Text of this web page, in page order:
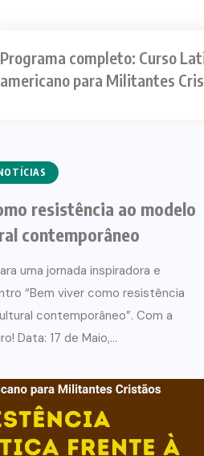
Programa completo: Curso
americano para Militantes
resistência ao modelo
contemporâneo
uma jornada inspiradora e
“Bem viver como resistência
contemporâneo”. Com a
Data: 17 de Maio,...